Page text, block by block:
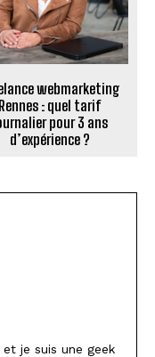
webmarketing
Rennes : quel tarif
pour 3 ans
d’expérience ?
je suis une geek